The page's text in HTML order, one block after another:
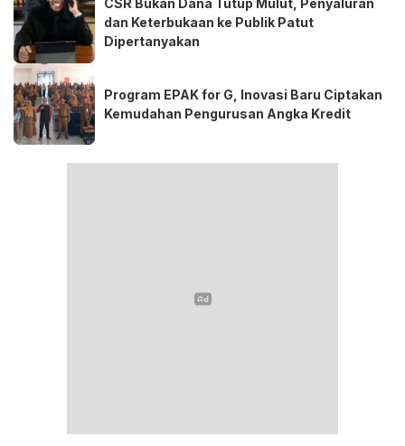
CSR Bukan Dana Tutup Mulut, Penyaluran
dan Keterbukaan ke Publik Patut
Dipertanyakan
Program EPAK for G, Inovasi Baru Ciptakan
Kemudahan Pengurusan Angka Kredit